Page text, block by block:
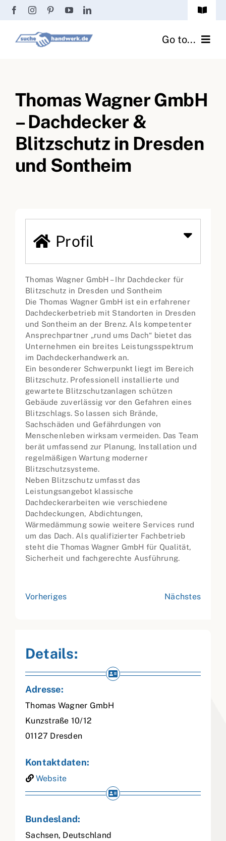
Zum
springen
Toggle
Passwort vergessen? Go to...
Fliesenrechner
Handwerker Ratgeber
Wir über uns
Thomas Wagner GmbH
– Dachdecker &
Blitzschutz in Dresden
und Sontheim
Profil
Thomas Wagner GmbH – Ihr Dachdecker für
Blitzschutz in Dresden und Sontheim
Die Thomas Wagner GmbH ist ein erfahrener
Dachdeckerbetrieb mit Standorten in Dresden
und Sontheim an der Brenz. Als kompetenter
Ansprechpartner „rund ums Dach“ bietet das
Unternehmen ein breites Leistungsspektrum
im Dachdeckerhandwerk an.
Ein besonderer Schwerpunkt liegt im Bereich
Blitzschutz. Professionell installierte und
gewartete Blitzschutzanlagen schützen
Gebäude zuverlässig vor den Gefahren eines
Blitzschlags. So lassen sich Brände,
Sachschäden und Gefährdungen von
Menschenleben wirksam vermeiden. Das Team
berät umfassend zur Planung, Installation und
regelmäßigen Wartung moderner
Blitzschutzsysteme.
Neben Blitzschutz umfasst das
Leistungsangebot klassische
Dachdeckerarbeiten wie verschiedene
Dachdeckungen, Abdichtungen,
Wärmedämmung sowie weitere Services rund
um das Dach. Als qualifizierter Fachbetrieb
steht die Thomas Wagner GmbH für Qualität,
Sicherheit und fachgerechte Ausführung.
Vorheriges Nächstes
Details:
Adresse:
Thomas Wagner GmbH
Kunzstraße 10/12
01127 Dresden
Kontaktdaten:
Website
Bundesland:
Sachsen, Deutschland